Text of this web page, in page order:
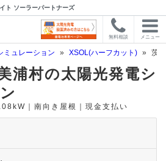
ト ソーラーパートナーズ
無料相談 メニュー
ミュレーション » XSOL(ハーフカット) » 茨
浦村の太陽光発電シ
｜南向き屋根｜現金支払い